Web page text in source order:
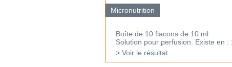
Micronutrition
Boîte de 10 flacons de 10 ml
Solution pour perfusion. Existe en
> Voir le résultat